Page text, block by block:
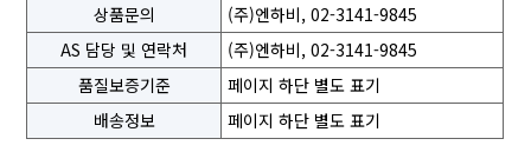
상품문의
(주)엔하비, 02-3141-9845
AS 담당 및 연락처
(주)엔하비, 02-3141-9845
품질보증기준
페이지 하단 별도 표기
배송정보
페이지 하단 별도 표기